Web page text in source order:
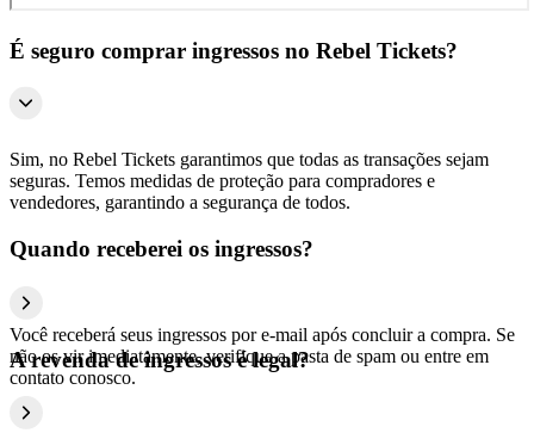
É seguro comprar ingressos no Rebel Tickets?
Sim, no Rebel Tickets garantimos que todas as transações sejam
seguras. Temos medidas de proteção para compradores e
vendedores, garantindo a segurança de todos.
Quando receberei os ingressos?
Você receberá seus ingressos por e-mail após concluir a compra. Se
não os vir imediatamente, verifique a pasta de spam ou entre em
contato conosco.
A revenda de ingressos é legal?